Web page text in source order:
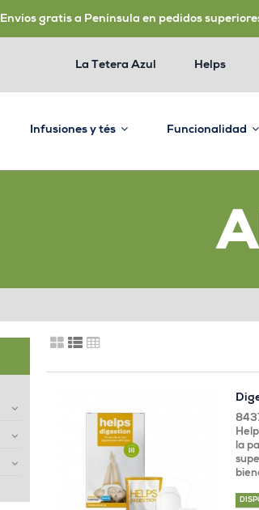
Envíos gratis a Península en pedidos
La Tetera Azul Helps
Infusiones y tés Funcionalidad
la